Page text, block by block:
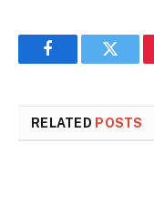
Facebook
RELATED POSTS